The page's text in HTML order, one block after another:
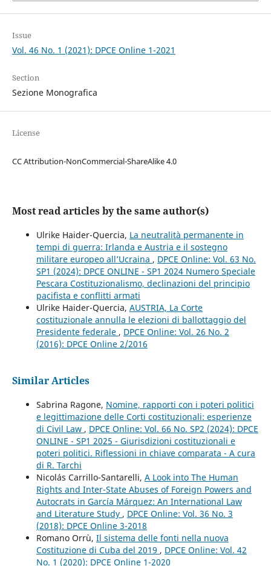
Issue
Vol. 46 No. 1 (2021): DPCE Online 1-2021
Section
Sezione Monografica
License
CC Attribution-NonCommercial-ShareAlike 4.0
Most read articles by the same author(s)
Ulrike Haider-Quercia, La neutralità permanente in
tempi di guerra: Irlanda e Austria e il sostegno
militare europeo all’Ucraina , DPCE Online: Vol. 63 No.
SP1 (2024): DPCE ONLINE - SP1 2024 Numero Speciale
Pescara Costituzionalismo, declinazioni del principio
pacifista e conflitti armati
Ulrike Haider-Quercia, AUSTRIA, La Corte
costituzionale annulla le elezioni di ballottaggio del
Presidente federale , DPCE Online: Vol. 26 No. 2
(2016): DPCE Online 2/2016
Similar Articles
Sabrina Ragone, Nomine, rapporti con i poteri politici
e legittimazione delle Corti costituzionali: esperienze
di Civil Law , DPCE Online: Vol. 66 No. SP2 (2024): DPCE
ONLINE - SP1 2025 - Giurisdizioni costituzionali e
poteri politici. Riflessioni in chiave comparata - A cura
di R. Tarchi
Nicolás Carrillo-Santarelli, A Look into The Human
Rights and Inter-State Abuses of Foreign Powers and
Autocrats in García Márquez: An International Law
and Literature Study , DPCE Online: Vol. 36 No. 3
(2018): DPCE Online 3-2018
Romano Orrù, Il sistema delle fonti nella nuova
Costituzione di Cuba del 2019 , DPCE Online: Vol. 42
No. 1 (2020): DPCE Online 1-2020